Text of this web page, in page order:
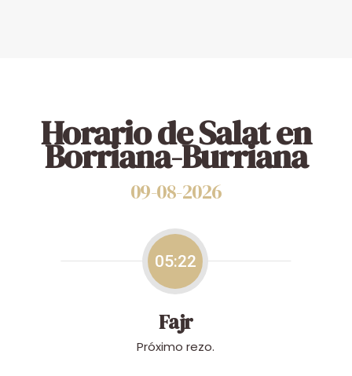
Horario de Salat en
Borriana-Burriana
09-08-2026
05:22
Fajr
Próximo rezo.